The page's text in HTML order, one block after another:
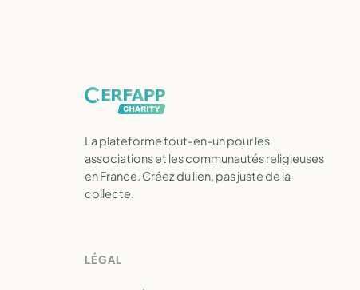
La plateforme tout-en-un pour les
associations et les communautés religieuses
en France. Créez du lien, pas juste de la
collecte.
LÉGAL